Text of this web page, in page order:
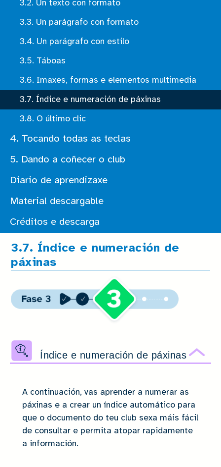
3.2. Un texto con formato
3.3. Un parágrafo con formato
3.4. Un parágrafo con estilo
3.5. Táboas
3.6. Imaxes, formas e elementos multimedia
3.7. Índice e numeración de páxinas
3.8. O último clic
4. Tocando todas as teclas
5. Dando a coñecer o club
Diario de aprendizaxe
Material descargable
Créditos e descarga
3.7. Índice e numeración de
páxinas
Índice e numeración de páxinas
A continuación, vas aprender a numerar as
páxinas e a crear un índice automático para
que o documento do teu club sexa máis fácil
de consultar e permita atopar rapidamente
a información.